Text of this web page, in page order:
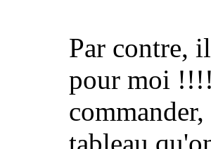
Par contre,
pour moi
tableau